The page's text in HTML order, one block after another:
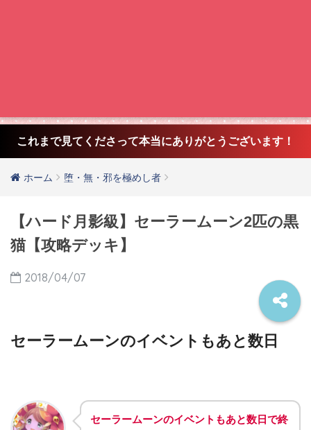
これまで見てくださって本当にありがとうございます！
ホーム 堕・無・邪を極めし者
【ハード月影級】セーラームーン2匹の黒
猫【攻略デッキ】
2018/04/07
セーラームーンのイベントもあと数日
セーラームーンのイベントもあと数日で終